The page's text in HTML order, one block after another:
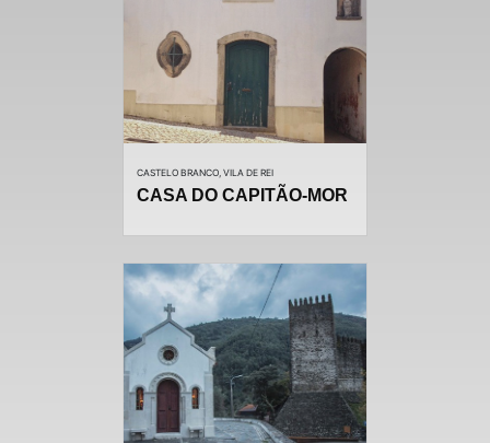
CASTELO BRANCO, VILA DE REI
CASA DO CAPITÃO-MOR